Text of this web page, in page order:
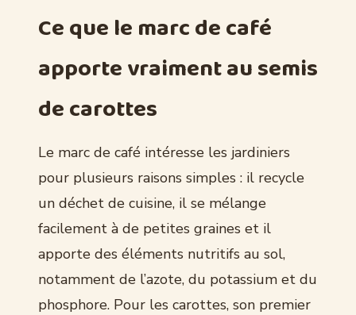
Ce que le marc de café
apporte vraiment au semis
de carottes
Le marc de café intéresse les jardiniers
pour plusieurs raisons simples : il recycle
un déchet de cuisine, il se mélange
facilement à de petites graines et il
apporte des éléments nutritifs au sol,
notamment de l’azote, du potassium et du
phosphore. Pour les carottes, son premier